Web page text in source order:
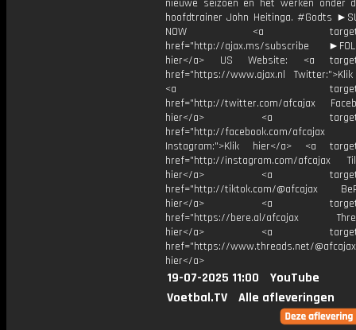
nieuwe seizoen en het werken onder
hoofdtrainer John Heitinga. #Godts
NOW <a
href="http://ajax.ms/subscribe
hier</a> US Website: <a
href="https://www.ajax.nl
<a
href="http://twitter.com/afcajax
hier</a> <a
href="http://facebook.com/afcajax
Instagram:">Klik hier</a> <a
href="http://instagram.com/afcajax
hier</a> <a
href="http://tiktok.com/@afcajax
hier</a> <a
href="https://bere.al/afcajax
hier</a> <a
href="https://www.threads.net/
hier</a>
19-07-2025 11:00
YouTube
Voetbal.TV
Alle afleveringen